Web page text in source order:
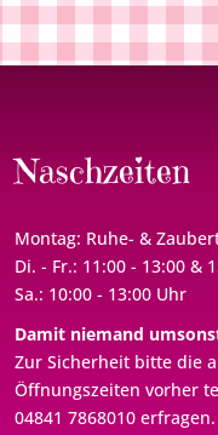
Naschzeiten
Montag: Ruhe- &
Di. - Fr.: 11:00 - 13:00 &
Sa.: 10:00 - 13:00 Uhr
Damit niemand
Zur Sicherheit bitte die
Öffnungszeiten vorher
04841 7868010 erfragen.